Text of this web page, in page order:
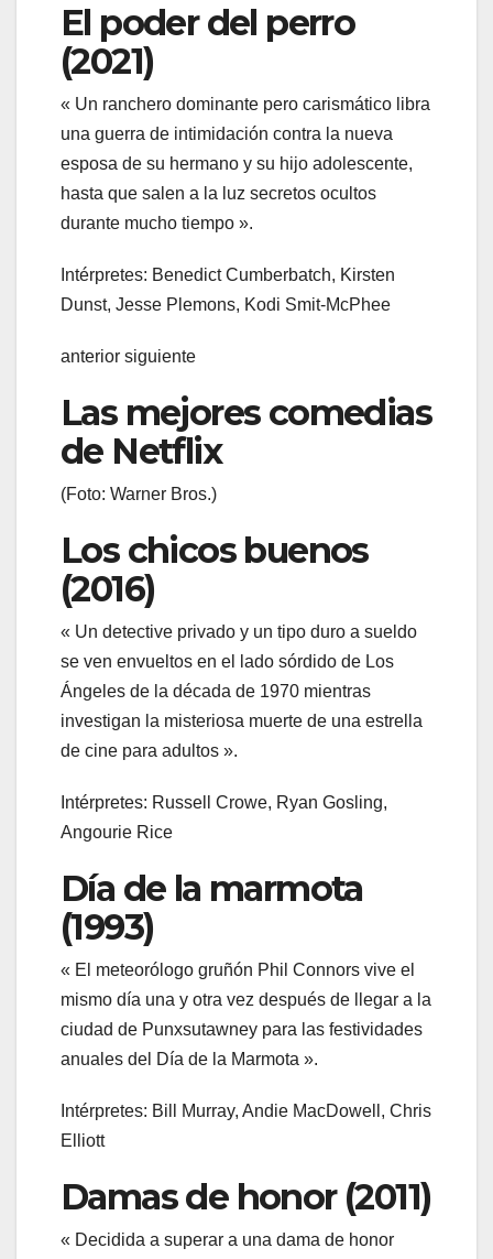
El poder del perro
(2021)
« Un ranchero dominante pero carismático libra
una guerra de intimidación contra la nueva
esposa de su hermano y su hijo adolescente,
hasta que salen a la luz secretos ocultos
durante mucho tiempo ».
Intérpretes: Benedict Cumberbatch, Kirsten
Dunst, Jesse Plemons, Kodi Smit-McPhee
anterior siguiente
Las mejores comedias
de Netflix
(Foto: Warner Bros.)
Los chicos buenos
(2016)
« Un detective privado y un tipo duro a sueldo
se ven envueltos en el lado sórdido de Los
Ángeles de la década de 1970 mientras
investigan la misteriosa muerte de una estrella
de cine para adultos ».
Intérpretes: Russell Crowe, Ryan Gosling,
Angourie Rice
Día de la marmota
(1993)
« El meteorólogo gruñón Phil Connors vive el
mismo día una y otra vez después de llegar a la
ciudad de Punxsutawney para las festividades
anuales del Día de la Marmota ».
Intérpretes: Bill Murray, Andie MacDowell, Chris
Elliott
Damas de honor (2011)
« Decidida a superar a una dama de honor